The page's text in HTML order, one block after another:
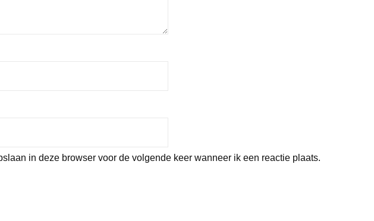
in deze browser voor de volgende keer wanneer ik een reactie plaats.